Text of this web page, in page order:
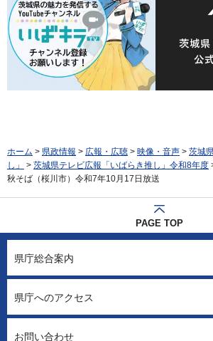
ホーム > 県政情報 > 広報・広聴 > 映像・音声 > 茨城
し」
> 茨城県テレビ広報「いばらき推し」令和8年度
秋そば（桜川市）令和7年10月17日放送
PAGE TOP
県庁総合案内
県庁へのアクセス
お問い合わせ